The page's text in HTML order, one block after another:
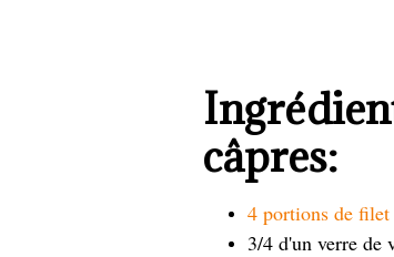
câpres:
4 portions de
3/4 d'un verre de